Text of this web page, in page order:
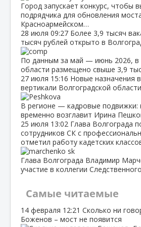
Город запускает конкурс, чтобы
подрядчика для обновления
Красноармейском…
28 июля 09:27 Более 3,9 тысяч
тысяч рублей открыто в
По данным за май — июнь 2026, в
области размещено свыше 3,9
27 июля 15:16 Новые назначения
вертикали Волгоградской области
В регионе — кадровые подвижки:
временно возглавит Ирина
25 июля 13:02 Глава Волгограда
сотрудников СК с
отметил работу кадетских
Глава Волгограда Владимир
участие в коллегии
Самые читаемые
14 февраля 12:21 Сколько ни
Боженов – мост не появится